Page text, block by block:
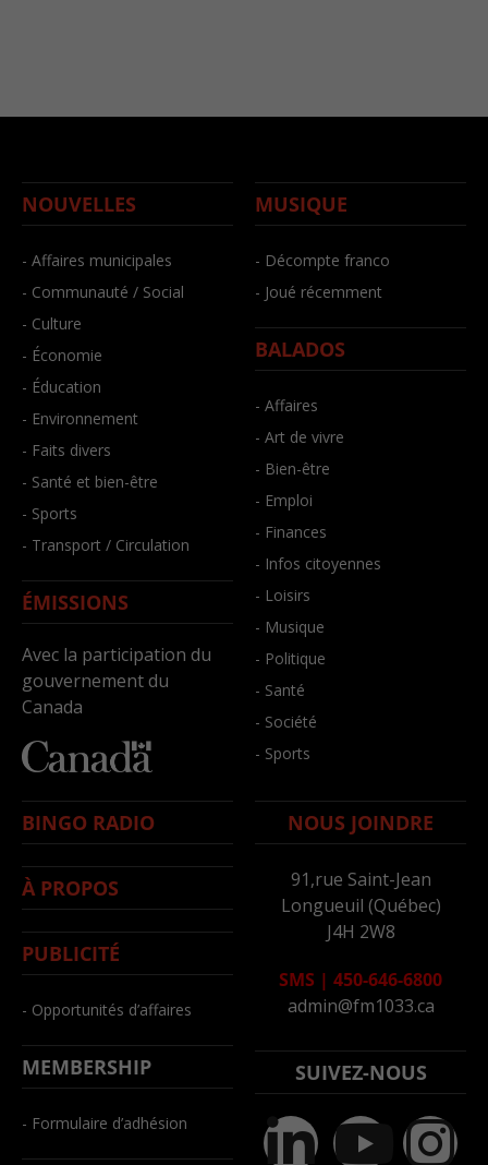
NOUVELLES
- Affaires municipales
- Communauté / Social
- Culture
- Économie
- Éducation
- Environnement
- Faits divers
- Santé et bien-être
- Sports
- Transport / Circulation
ÉMISSIONS
Avec la participation du
gouvernement du
Canada
MUSIQUE
- Décompte franco
- Joué récemment
BALADOS
- Affaires
- Art de vivre
- Bien-être
- Emploi
- Finances
- Infos citoyennes
- Loisirs
- Musique
- Politique
- Santé
- Société
- Sports
BINGO RADIO
À PROPOS
PUBLICITÉ
- Opportunités d’affaires
MEMBERSHIP
- Formulaire d’adhésion
NOUS JOINDRE
91,rue Saint-Jean
Longueuil (Québec)
J4H 2W8
SMS | 450-646-6800
admin@fm1033.ca
SUIVEZ-NOUS